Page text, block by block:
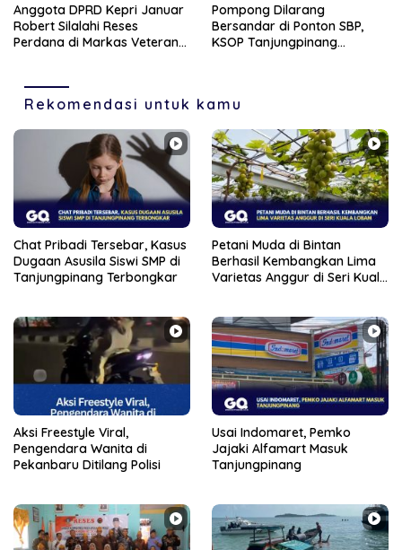
Anggota DPRD Kepri Januar
Robert Silalahi Reses
Perdana di Markas Veteran
Pompong Dilarang
Bersandar di Ponton SBP,
KSOP Tanjungpinang
Rekomendasi untuk kamu
Chat Pribadi Tersebar, Kasus
Dugaan Asusila Siswi SMP di
Tanjungpinang Terbongkar
Petani Muda di Bintan
Berhasil Kembangkan Lima
Varietas Anggur di Seri Kuala
Aksi Freestyle Viral,
Pengendara Wanita di
Pekanbaru Ditilang Polisi
Usai Indomaret, Pemko
Jajaki Alfamart Masuk
Tanjungpinang